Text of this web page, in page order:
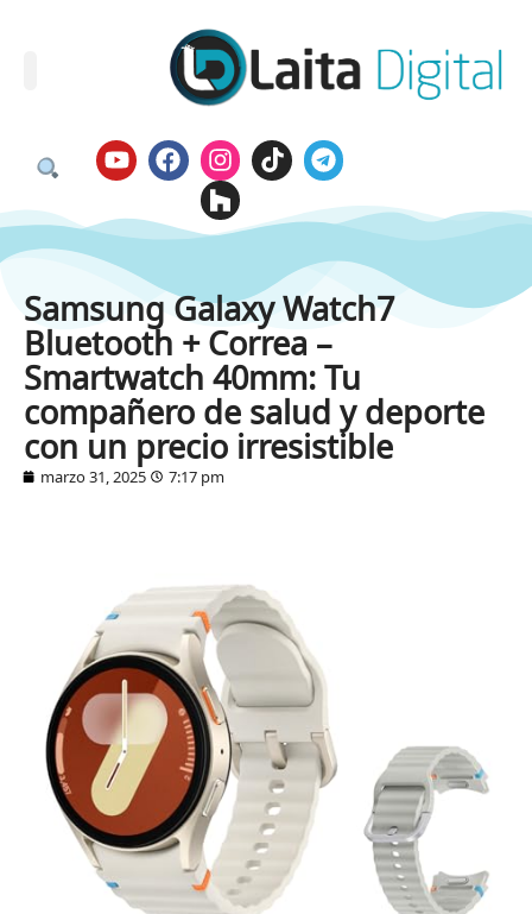
Samsung Galaxy Watch7
Bluetooth + Correa –
Smartwatch 40mm: Tu
compañero de salud y deporte
con un precio irresistible
marzo 31, 2025 7:17 pm